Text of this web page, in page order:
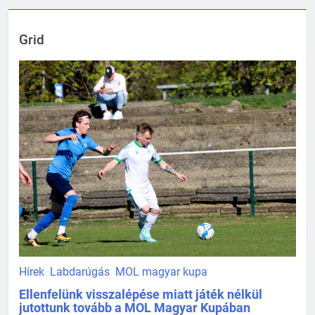
Grid
Hírek Labdarúgás MOL magyar kupa
Ellenfelünk visszalépése miatt játék nélkül
jutottunk tovább a MOL Magyar Kupában